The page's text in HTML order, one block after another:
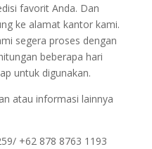
favorit Anda. Dan
ke alamat kantor kami.
segera proses dengan
beberapa hari
untuk digunakan.
atau informasi lainnya
+62 878 8763 1193